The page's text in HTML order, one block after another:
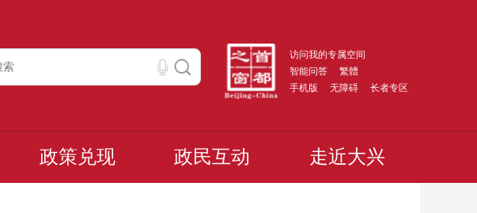
访问我的专属空间
智能问答
繁體
手机版
无障碍 长者专区
政策兑现 政民互动 走近大兴